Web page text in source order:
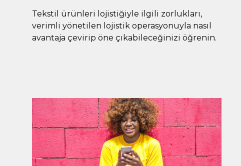
Tekstil ürünleri lojistiğiyle ilgili zorlukları,
verimli yönetilen lojistik operasyonuyla nasıl
avantaja çevirip öne çıkabileceğinizi öğrenin.